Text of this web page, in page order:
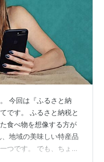
今回は『ふるさと納
です。 ふるさと納税と
食べ物を想像する方が
地域の美味しい特産品
つです。 でも、ちょっ